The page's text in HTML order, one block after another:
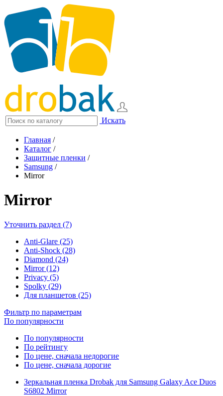
Искать
Главная /
Каталог /
Защитные пленки /
Samsung /
Mirror
Mirror
Уточнить раздел (7)
Anti-Glare (25)
Anti-Shock (28)
Diamond (24)
Mirror (12)
Privacy (5)
Spolky (29)
Для планшетов (25)
Фильтр по параметрам
По популярности
По популярности
По рейтингу
По цене, сначала недорогие
По цене, сначала дорогие
Зеркальная пленка Drobak для Samsung Galaxy Ace Duos
S6802 Mirror